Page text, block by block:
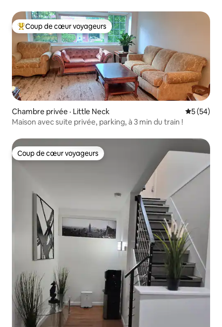
Coup de cœur voyageurs parmi les plus aimés
Coup de cœur voyageurs
Chambre privée · Little Neck Note
5 (54)
Maison avec suite privée, parking, à 3 min du train !
Coup de cœur voyageurs
Coup de cœur voyageurs